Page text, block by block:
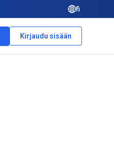
fi
Kirjaudu sisään